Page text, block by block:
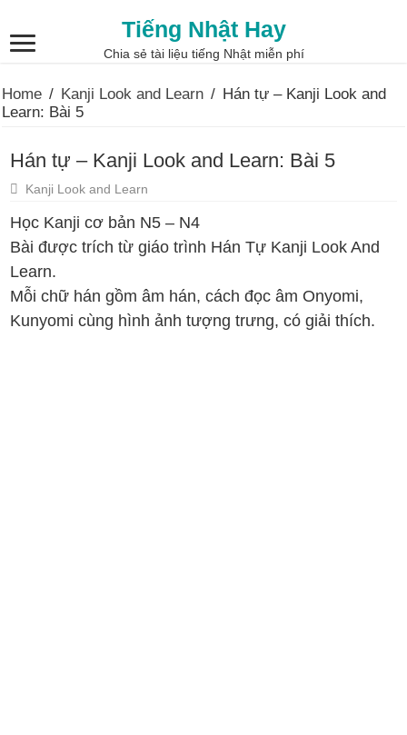
Tiếng Nhật Hay
Chia sẻ tài liệu tiếng Nhật miễn phí
Home / Kanji Look and Learn / Hán tự – Kanji Look and
Learn: Bài 5
Hán tự – Kanji Look and Learn: Bài 5
Kanji Look and Learn
Học Kanji cơ bản N5 – N4
Bài được trích từ giáo trình Hán Tự Kanji Look And
Learn.
Mỗi chữ hán gồm âm hán, cách đọc âm Onyomi,
Kunyomi cùng hình ảnh tượng trưng, có giải thích.